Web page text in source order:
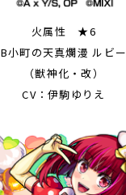
火属性 ★6
B小町の天真爛漫 ルビー
（獣神化・改）
CV：伊駒ゆりえ